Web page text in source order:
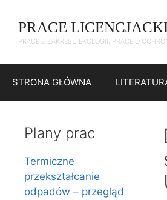
treści
PRACE
PRACE Z ZAKRESU EKOLOGII, PRACE O
STRONA GŁÓWNA
Plany prac
Termiczne
przekształcanie
odpadów – przegląd